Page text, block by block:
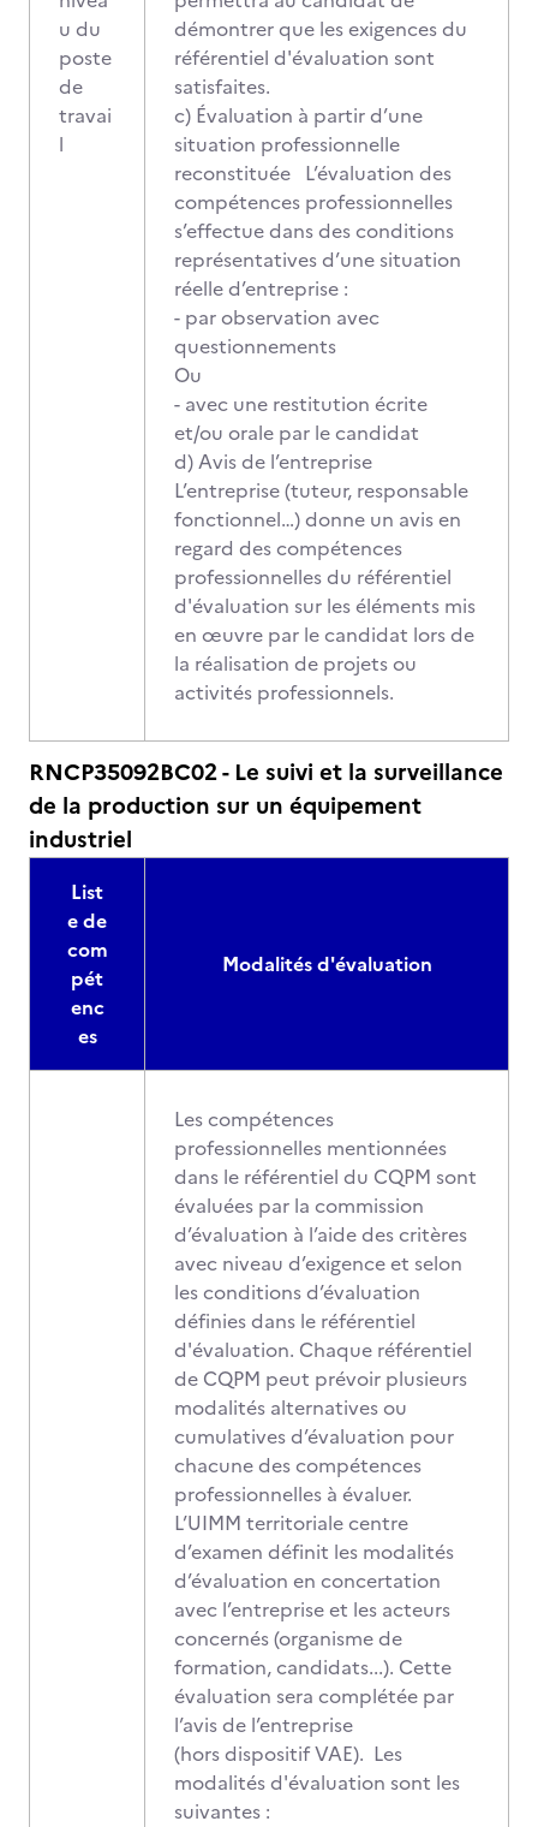
u du
poste
de
travai
l
démontrer que les exigences du
référentiel d'évaluation sont
satisfaites.
c) Évaluation à partir d’une
situation professionnelle
reconstituée L’évaluation des
compétences professionnelles
s’effectue dans des conditions
représentatives d’une situation
réelle d’entreprise :
- par observation avec
questionnements
Ou
- avec une restitution écrite
et/ou orale par le candidat
d) Avis de l’entreprise
L’entreprise (tuteur, responsable
fonctionnel…) donne un avis en
regard des compétences
professionnelles du référentiel
d'évaluation sur les éléments mis
en œuvre par le candidat lors de
la réalisation de projets ou
activités professionnels.
RNCP35092BC02 - Le suivi et la surveillance
de la production sur un équipement
industriel
List
e de
com
pét
enc
es
Modalités d'évaluation
Les compétences
professionnelles mentionnées
dans le référentiel du CQPM sont
évaluées par la commission
d’évaluation à l’aide des critères
avec niveau d’exigence et selon
les conditions d’évaluation
définies dans le référentiel
d'évaluation. Chaque référentiel
de CQPM peut prévoir plusieurs
modalités alternatives ou
cumulatives d’évaluation pour
chacune des compétences
professionnelles à évaluer.
L’UIMM territoriale centre
d’examen définit les modalités
d’évaluation en concertation
avec l’entreprise et les acteurs
concernés (organisme de
formation, candidats...). Cette
évaluation sera complétée par
l’avis de l’entreprise
(hors dispositif VAE). Les
modalités d'évaluation sont les
suivantes :